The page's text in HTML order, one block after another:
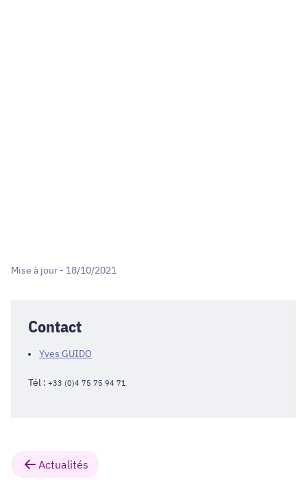
Mise à jour - 18/10/2021
Contact
Yves GUIDO
Tél : +33 (0)4 75 75 94 71
Actualités